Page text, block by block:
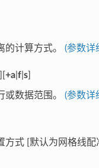
的计算方式。 (参数详
+a| f| s]
或数据范围。 (参数详
方式 [默认为网格线配